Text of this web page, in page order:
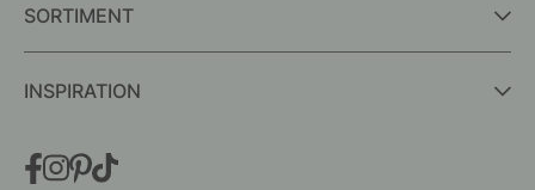
SORTIMENT
INSPIRATION